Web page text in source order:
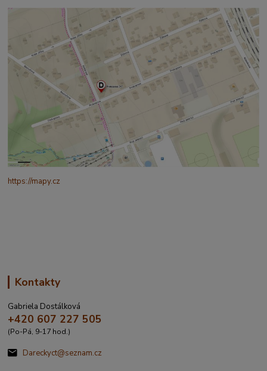
https://mapy.cz
Kontakty
Gabriela Dostálková
+420 607 227 505
(Po-Pá, 9-17 hod.)
Dareckyct@seznam.cz